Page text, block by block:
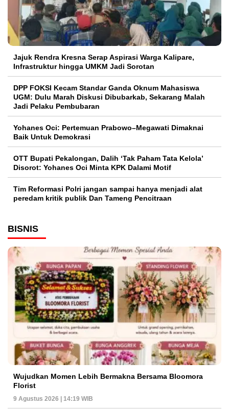
Jajuk Rendra Kresna Serap Aspirasi Warga Kalipare,
Infrastruktur hingga UMKM Jadi Sorotan
DPP FOKSI Kecam Standar Ganda Oknum Mahasiswa
UGM: Dulu Marah Diskusi Dibubarkab, Sekarang Malah
Jadi Pelaku Pembubaran
Yohanes Oci: Pertemuan Prabowo–Megawati Dimaknai
Baik Untuk Demokrasi
OTT Bupati Pekalongan, Dalih ‘Tak Paham Tata Kelola’
Disorot: Yohanes Oci Minta KPK Dalami Motif
Tim Reformasi Polri jangan sampai hanya menjadi alat
peredam kritik publik Dan Tameng Pencitraan
BISNIS
Wujudkan Momen Lebih Bermakna Bersama Bloomora
Florist
9 Agustus 2026 | 14:19 WIB